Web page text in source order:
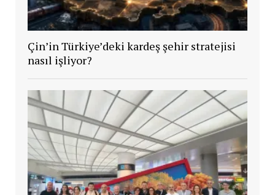
Çin’in Türkiye’deki kardeş şehir stratejisi
nasıl işliyor?